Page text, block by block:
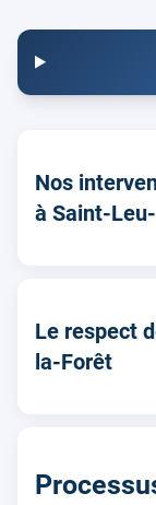
Nos
à Saint-
Le respect
la-Forêt